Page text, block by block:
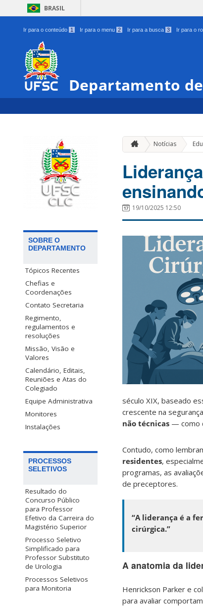
BRASIL
Ir para o conteúdo 1 Ir para o menu 2 Ir para a busca 3 Ir para o
Departamento
SOBRE O
DEPARTAMENTO
Tópicos Recentes
Chefias e
Coordenações
Contato Secretaria
Regimento,
regulamentos e
resoluções
Missão, Visão e
Valores
Calendário, Editais,
Reuniões e Atas do
Colegiado
Equipe Administrativa
Monitores
Instalações
PROCESSOS
SELETIVOS
Resultado do
Concurso Público
para Professor
Efetivo da Carreira do
Magistério Superior
Processo Seletivo
Simplificado para
Professor Substituto
de Urologia
Processos Seletivos
para Monitoria
Notícias
19/10/2025 12:50
século XIX, baseado
crescente na
não técnicas — como
Contudo, como
residentes,
programas, as
de preceptores.
“A liderança é a
cirúrgica.”
A anatomia da
Henrickson Parker e
para avaliar